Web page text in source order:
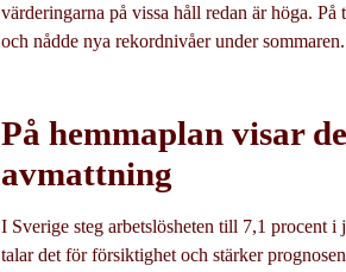
värderingarna på vissa håll redan är höga.
och nådde nya rekordnivåer under sommaren.
På hemmaplan visar
avmattning
I Sverige steg arbetslösheten till 7,1 procent
talar det för försiktighet och stärker